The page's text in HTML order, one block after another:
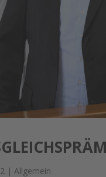
|Allgemein